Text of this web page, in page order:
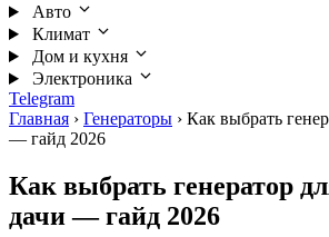
Авто
Климат
Дом и кухня
Электроника
Telegram
Главная › Генераторы › Как выбрать
— гайд 2026
Как выбрать генератор
дачи — гайд 2026